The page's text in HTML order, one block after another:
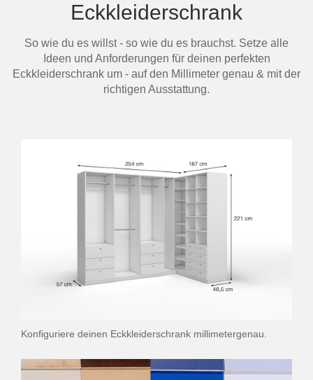
Eckkleiderschrank
So wie du es willst - so wie du es brauchst. Setze alle
Ideen und Anforderungen für deinen perfekten
Eckkleiderschrank um - auf den Millimeter genau & mit der
richtigen Ausstattung.
Konfiguriere deinen Eckkleiderschrank millimetergenau.